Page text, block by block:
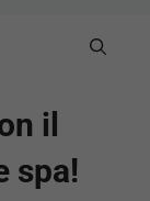
il
spa!